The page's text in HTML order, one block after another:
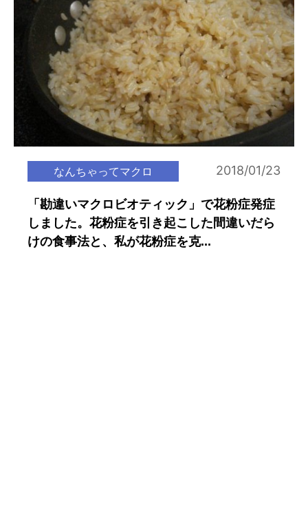
なんちゃってマクロ 2018/01/23
「勘違いマクロビオティック」で花粉症発症
しました。花粉症を引き起こした間違いだら
けの食事法と、私が花粉症を克...